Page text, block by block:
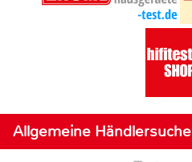
Allgemeine Händlersuche